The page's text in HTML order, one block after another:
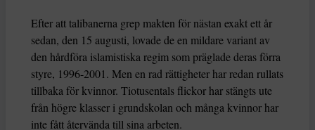
Efter att talibanerna grep makten för nästan exakt ett år
sedan, den 15 augusti, lovade de en mildare variant av
den hårdföra islamistiska regim som präglade deras förra
styre, 1996-2001. Men en rad rättigheter har redan rullats
tillbaka för kvinnor. Tiotusentals flickor har stängts ute
från högre klasser i grundskolan och många kvinnor har
inte fått återvända till sina arbeten.